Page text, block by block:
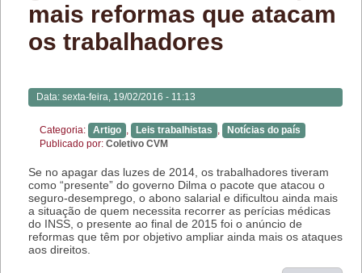
mais reformas que atacam
os trabalhadores
Data: sexta-feira, 19/02/2016 - 11:13
Categoria: Artigo Leis trabalhistas
Notícias do país
Publicado por: Coletivo CVM
Se no apagar das luzes de 2014, os trabalhadores tiveram
como “presente” do governo Dilma o pacote que atacou o
seguro-desemprego, o abono salarial e dificultou ainda mais
a situação de quem necessita recorrer as perícias médicas
do INSS, o presente ao final de 2015 foi o anúncio de
reformas que têm por objetivo ampliar ainda mais os ataques
aos direitos.